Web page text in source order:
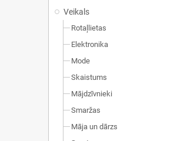
Veikals
Rotaļlietas
Elektronika
Mode
Skaistums
Mājdzīvnieki
Smaržas
Māja un dārzs